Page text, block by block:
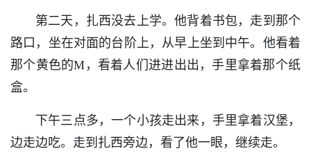
第二天，扎西没去上学。他背着书包，走到那个
路口，坐在对面的台阶上，从早上坐到中午。他看着
那个黄色的M，看着人们进进出出，手里拿着那个纸
盒。
下午三点多，一个小孩走出来，手里拿着汉堡，
边走边吃。走到扎西旁边，看了他一眼，继续走。